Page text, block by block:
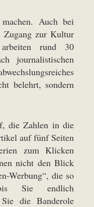
Auch bei
Zugang zur Kultur
rund 30
journalistischen
belehrt, sondern
die Zahlen in die
auf fünf Seiten
zum Klicken
nicht den Blick
Werbung“, die so
Sie endlich
die Banderole